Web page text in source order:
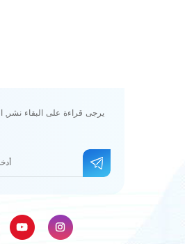
يرجى قراءة على البقاء